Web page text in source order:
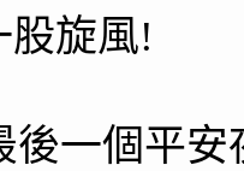
股旋風!
一個平安